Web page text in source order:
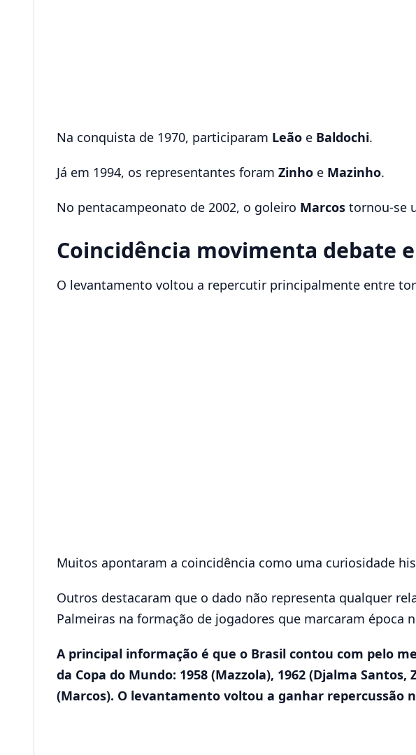
Na conquista de 1970, participaram Leão e Baldochi.
Já em 1994, os representantes foram Zinho e Mazinho.
No pentacampeonato de 2002, o goleiro Marcos tornou-se
Coincidência movimenta debate
O levantamento voltou a repercutir principalmente entre
Muitos apontaram a coincidência como uma curiosidade
Outros destacaram que o dado não representa qualquer
Palmeiras na formação de jogadores que marcaram época
A principal informação é que o Brasil contou com pelo
da Copa do Mundo: 1958 (Mazzola), 1962 (Djalma
(Marcos). O levantamento voltou a ganhar repercussão